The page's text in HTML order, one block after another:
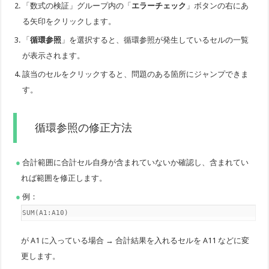
「数式の検証」グループ内の「エラーチェック 」ボタンの右にあ
る矢印をクリックします。
「循環参照 」を選択すると、循環参照が発生しているセルの一覧
が表示されます。
該当のセルをクリックすると、問題のある箇所にジャンプできま
す。
循環参照の修正方法
合計範囲に合計セル自身が含まれていないか確認し、含まれてい
れば範囲を修正します。
例：
=SUM(A1:A10)
が A1 に入っている場合 → 合計結果を入れるセルを A11 などに変
更します。